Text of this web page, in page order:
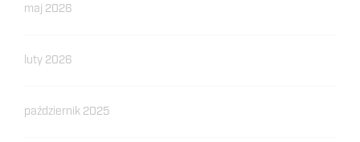
maj 2026
luty 2026
październik 2025